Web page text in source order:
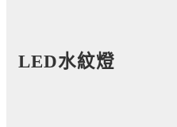
LED水紋燈